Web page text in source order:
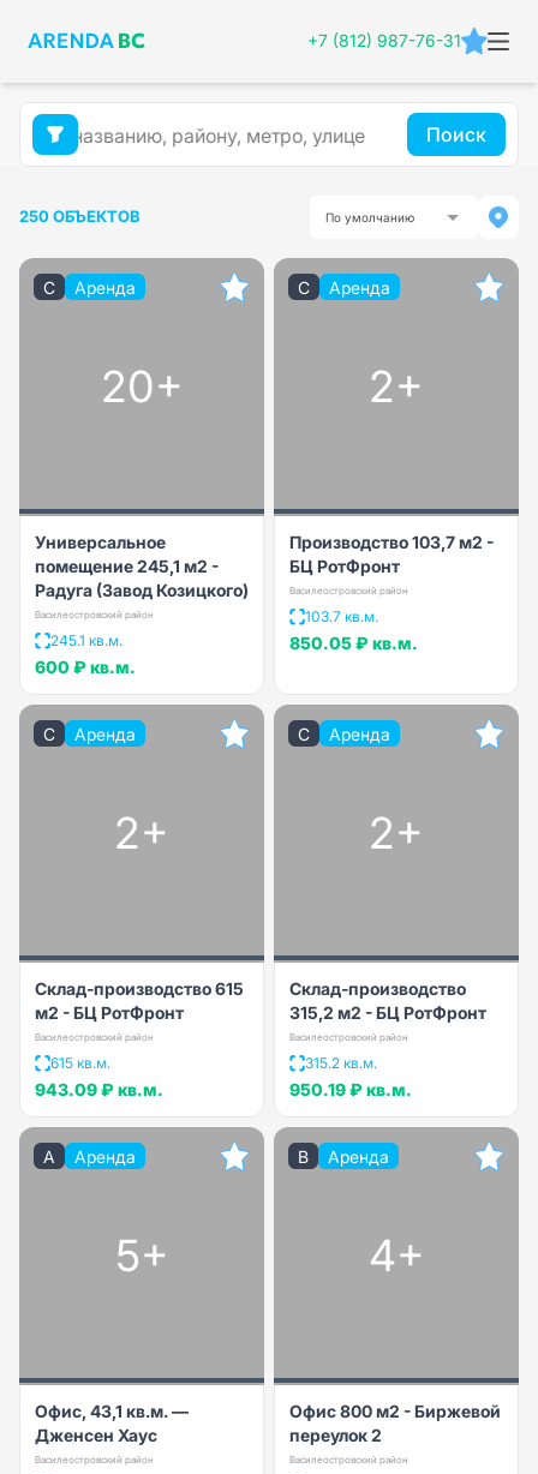
+7 (812) 987-76-31
Поиск
250 ОБЪЕКТОВ По умолчанию
C Аренда
20+
Универсальное
помещение 245,1 м2 -
Радуга (Завод Козицкого)
Василеостровский район
245.1 кв.м.
600 ₽ кв.м.
C Аренда
2+
Производство 103,7 м2 -
БЦ РотФронт
Василеостровский район
103.7 кв.м.
850.05 ₽ кв.м.
C Аренда
2+
Склад-производство 615
м2 - БЦ РотФронт
Василеостровский район
615 кв.м.
943.09 ₽ кв.м.
C Аренда
2+
Склад-производство
315,2 м2 - БЦ РотФронт
Василеостровский район
315.2 кв.м.
950.19 ₽ кв.м.
A Аренда
5+
Офис, 43,1 кв.м. —
Дженсен Хаус
Василеостровский район
B Аренда
4+
Офис 800 м2 - Биржевой
переулок 2
Василеостровский район